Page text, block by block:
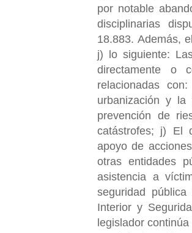
por notable
disciplinarias
18.883. Además,
j) lo siguiente:
directamente o
relacionadas
urbanización y
prevención de
catástrofes; j) El
apoyo de
otras entidades
asistencia a
seguridad
Interior y
legislador